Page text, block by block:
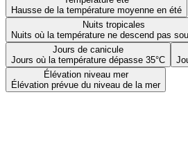
Hausse de la température moyenne en été
Nuits tropicales
Nuits où la température ne descend pas
Jours de canicule
Jours où la température dépasse 35°C
Élévation niveau mer
Élévation prévue du niveau de la mer